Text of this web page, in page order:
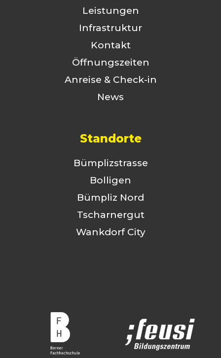
Leistungen
Infrastruktur
Kontakt
Öffnungszeiten
Anreise & Check-in
News
Standorte
Bümplizstrasse
Bolligen
Bümpliz Nord
Tscharnergut
Wankdorf City